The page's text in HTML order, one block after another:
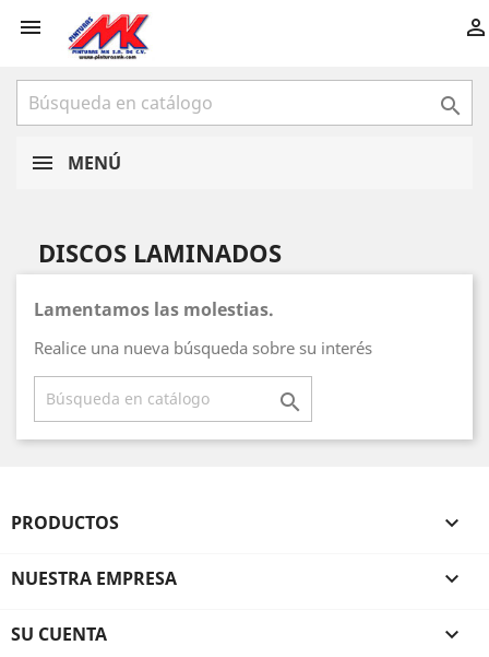
 

MENÚ
DISCOS LAMINADOS
Lamentamos las molestias.
Realice una nueva búsqueda sobre su interés

PRODUCTOS 
NUESTRA EMPRESA 
SU CUENTA 